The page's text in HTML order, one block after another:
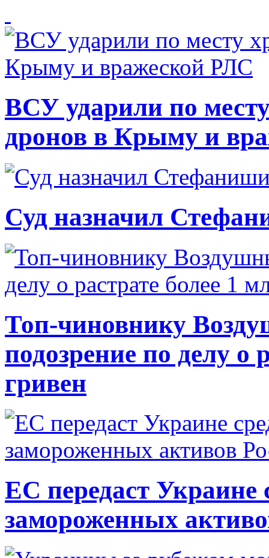
ВСУ ударили по
дронов в Крыму и
Суд назначил
Топ-чиновнику
подозрение по делу о
гривен
ЕС передаст Украине
замороженных